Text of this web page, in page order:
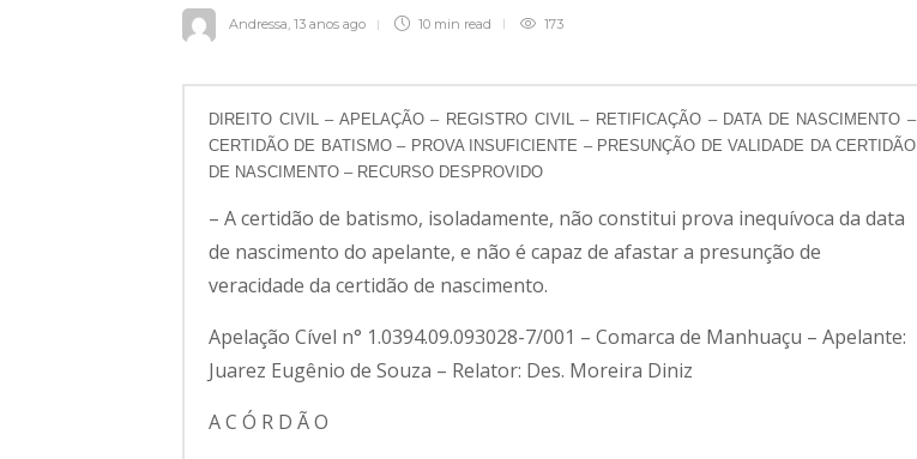
Andressa, 13 anos ago 10 min read 173
DIREITO CIVIL – APELAÇÃO – REGISTRO CIVIL – RETIFICAÇÃO – DATA DE NASCIMENTO –
CERTIDÃO DE BATISMO – PROVA INSUFICIENTE – PRESUNÇÃO DE VALIDADE DA CERTIDÃO
DE NASCIMENTO – RECURSO DESPROVIDO
– A certidão de batismo, isoladamente, não constitui prova inequívoca da data
de nascimento do apelante, e não é capaz de afastar a presunção de
veracidade da certidão de nascimento.
Apelação Cível n° 1.0394.09.093028-7/001 – Comarca de Manhuaçu – Apelante:
Juarez Eugênio de Souza – Relator: Des. Moreira Diniz
A C Ó R D Ã O